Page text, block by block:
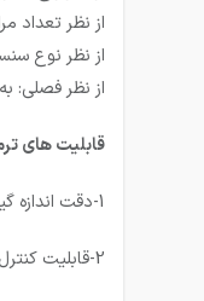
از نظر تعداد
از نظر نوع
از نظر فصلی:
قابلیت های
1-دقت اندازه گیری بالا
2-قابلیت کنترل دما در حالت سرد و گرم